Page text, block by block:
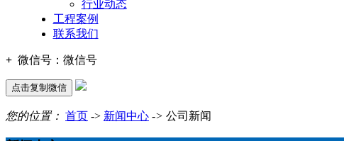
行业动态
工程案例
联系我们
+ 微信号： 微信号
点击复制微信
您的位置： 首页 -> 新闻中心 -> 公司新闻